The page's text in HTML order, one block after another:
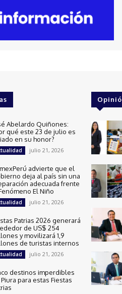
Abelardo Quiñones:
qué este 23 de julio es
en su honor?
julio 21, 2026
advierte que el
deja al país sin una
adecuada frente
El Niño
julio 21, 2026
Patrias 2026 generará
de US$ 254
y movilizará 1,9
de turistas internos
julio 21, 2026
destinos imperdibles
para estas Fiestas